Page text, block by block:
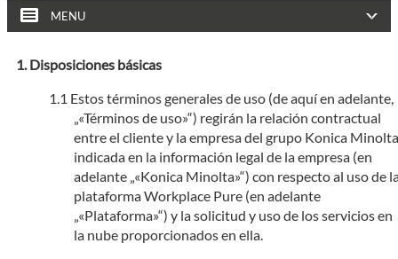
MENU
Disposiciones básicas
Estos términos generales de uso (de aquí en adelante,
„«Términos de uso»“) regirán la relación contractual
entre el cliente y la empresa del grupo Konica Minolta
indicada en la información legal de la empresa (en
adelante „«Konica Minolta»“) con respecto al uso de
plataforma Workplace Pure (en adelante
„«Plataforma»“) y la solicitud y uso de los servicios en
la nube proporcionados en ella.